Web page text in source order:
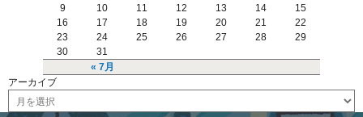
« 7月
9
10 11 12 13 14
15
16
17 18 19 20 21
22
23
24 25 26 27 28
29
30
31
アーカイブ
ー